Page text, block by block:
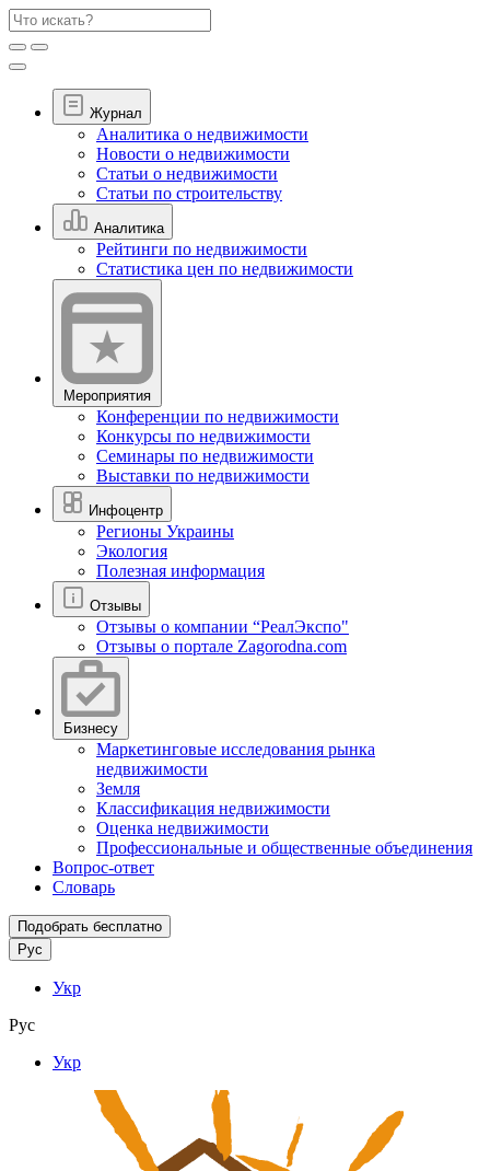
Журнал
Аналитика о недвижимости
Новости о недвижимости
Статьи о недвижимости
Статьи по строительству
Аналитика
Рейтинги по недвижимости
Статистика цен по недвижимости
Мероприятия
Конференции по недвижимости
Конкурсы по недвижимости
Семинары по недвижимости
Выставки по недвижимости
Инфоцентр
Регионы Украины
Экология
Полезная информация
Отзывы
Отзывы о компании “РеалЭкспо"
Отзывы о портале Zagorodna.com
Бизнесу
Маркетинговые исследования рынка
недвижимости
Земля
Классификация недвижимости
Оценка недвижимости
Профессиональные и общественные объединения
Вопрос-ответ
Словарь
Подобрать бесплатно
Рус
Укр
Рус
Укр